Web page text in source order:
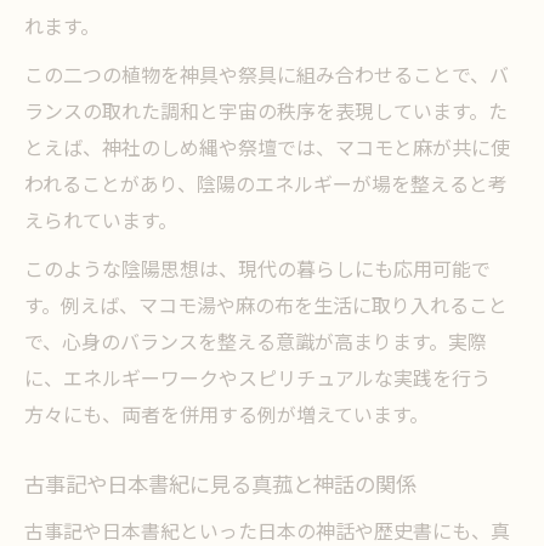
れます。
この二つの植物を神具や祭具に組み合わせることで、バ
ランスの取れた調和と宇宙の秩序を表現しています。た
とえば、神社のしめ縄や祭壇では、マコモと麻が共に使
われることがあり、陰陽のエネルギーが場を整えると考
えられています。
このような陰陽思想は、現代の暮らしにも応用可能で
す。例えば、マコモ湯や麻の布を生活に取り入れること
で、心身のバランスを整える意識が高まります。実際
に、エネルギーワークやスピリチュアルな実践を行う
方々にも、両者を併用する例が増えています。
古事記や日本書紀に見る真菰と神話の関係
古事記や日本書紀といった日本の神話や歴史書にも、真